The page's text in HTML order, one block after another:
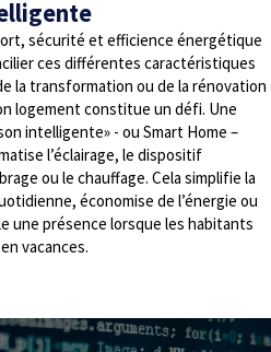
sécurité et efficience énergétique
ces différentes caractéristiques
la transformation ou de la rénovation
logement constitue un défi. Une
intelligente» - ou Smart Home –
l’éclairage, le dispositif
ou le chauffage. Cela simplifie la
économise de l’énergie ou
une présence lorsque les habitants
vacances.